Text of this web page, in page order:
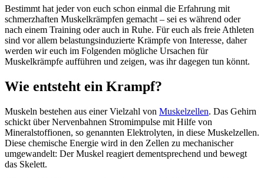
Bestimmt hat jeder von euch schon einmal die Erfahrung mit
schmerzhaften Muskelkrämpfen gemacht – sei es während oder
nach einem Training oder auch in Ruhe. Für euch als freie Athleten
sind vor allem belastungsinduzierte Krämpfe von Interesse, daher
werden wir euch im Folgenden mögliche Ursachen für
Muskelkrämpfe aufführen und zeigen, was ihr dagegen tun könnt.
Wie entsteht ein Krampf?
Muskeln bestehen aus einer Vielzahl von Muskelzellen. Das Gehirn
schickt über Nervenbahnen Stromimpulse mit Hilfe von
Mineralstoffionen, so genannten Elektrolyten, in diese Muskelzellen.
Diese chemische Energie wird in den Zellen zu mechanischer
umgewandelt: Der Muskel reagiert dementsprechend und bewegt
das Skelett.